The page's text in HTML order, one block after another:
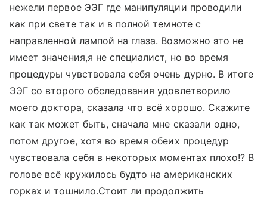
нежели первое ЭЭГ где манипуляции проводили
как при свете так и в полной темноте с
направленной лампой на глаза. Возможно это не
имеет значения,я не специалист, но во время
процедуры чувствовала себя очень дурно. В итоге
ЭЭГ со второго обследования удовлетворило
моего доктора, сказала что всё хорошо. Скажите
как так может быть, сначала мне сказали одно,
потом другое, хотя во время обеих процедур
чувствовала себя в некоторых моментах плохо!? В
голове всё кружилось будто на американских
горках и тошнило.Стоит ли продолжить